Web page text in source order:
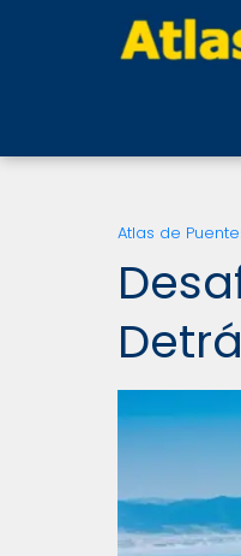
Atlas de